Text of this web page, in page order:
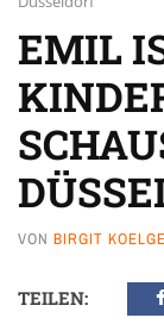
EMIL
VON BIRGIT
TEILEN: